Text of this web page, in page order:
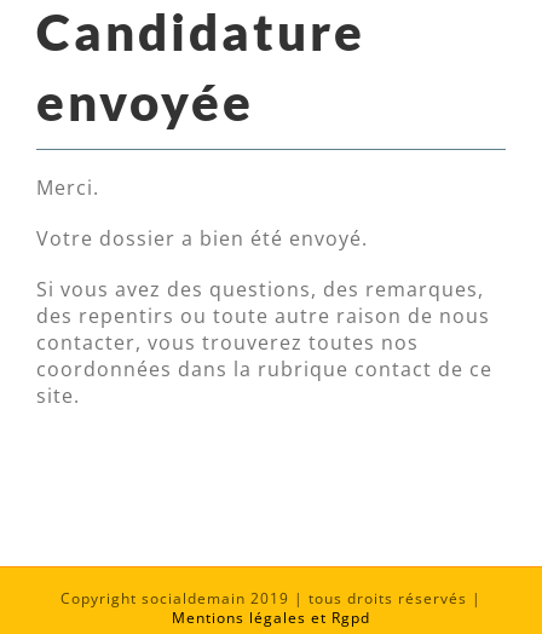
Candidature
envoyée
Merci.
Votre dossier a bien été envoyé.
Si vous avez des questions, des remarques,
des repentirs ou toute autre raison de nous
contacter, vous trouverez toutes nos
coordonnées dans la rubrique contact de ce
site.
Copyright socialdemain 2019 | tous droits réservés |
Mentions légales et Rgpd